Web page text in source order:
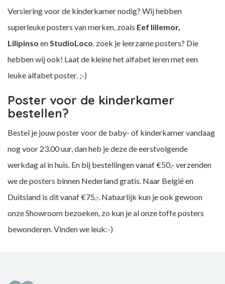
Versiering voor de kinderkamer nodig? Wij hebben
superleuke posters van merken, zoals Eef lillemor,
Lilipinso enStudioLoco. zoek je leerzame posters? Die
hebben wij ook! Laat de kleine het alfabet leren met een
leuke alfabet poster. ;-)
Poster voor de kinderkamer
bestellen?
Bestel je jouw poster voor de baby- of kinderkamer vandaag
nog voor 23.00 uur, dan heb je deze de eerstvolgende
werkdag al in huis. En bij bestellingen vanaf €50,- verzenden
we de posters binnen Nederland gratis. Naar België en
Duitsland is dit vanaf €75,-. Natuurlijk kun je ook gewoon
onze Showroom bezoeken, zo kun je al onze toffe posters
bewonderen. Vinden we leuk:-)